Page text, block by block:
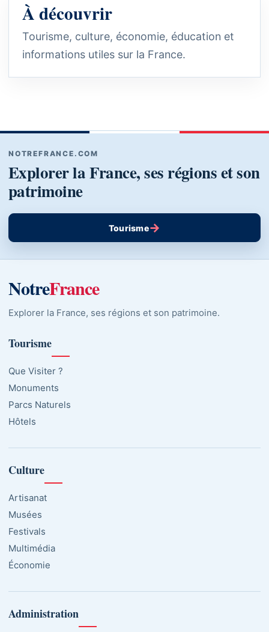
À découvrir
Tourisme, culture, économie, éducation et
informations utiles sur la France.
NOTREFRANCE.COM
Explorer la France, ses régions et son
patrimoine
Tourisme→
NotreFrance
Explorer la France, ses régions et son patrimoine.
Tourisme
Que Visiter ?
Monuments
Parcs Naturels
Hôtels
Culture
Artisanat
Musées
Festivals
Multimédia
Économie
Administration